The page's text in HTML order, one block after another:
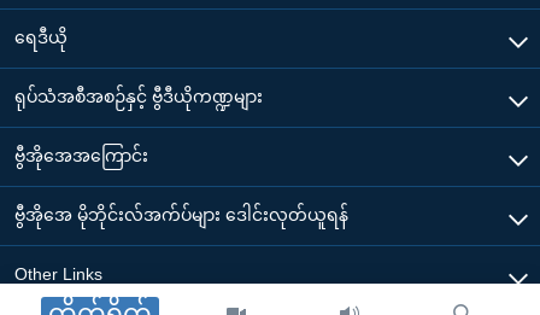
ရေဒီယို
ရုပ်သံအစီအစဉ်နှင့် ဗွီဒီယိုကဏ္ဍများ
ဗွီအိုအေအကြောင်း
ဗွီအိုအေ မိုဘိုင်းလ်အက်ပ်များ ဒေါင်းလုတ်ယူရန်
Other Links